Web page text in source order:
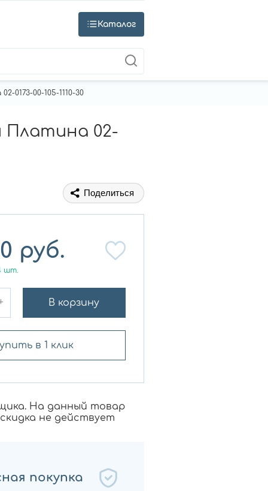
Каталог
0173-00-105-1110-30
Платина 02-
Поделиться
руб.
шт.
В корзину
в 1 клик
На данный товар
не действует
покупка